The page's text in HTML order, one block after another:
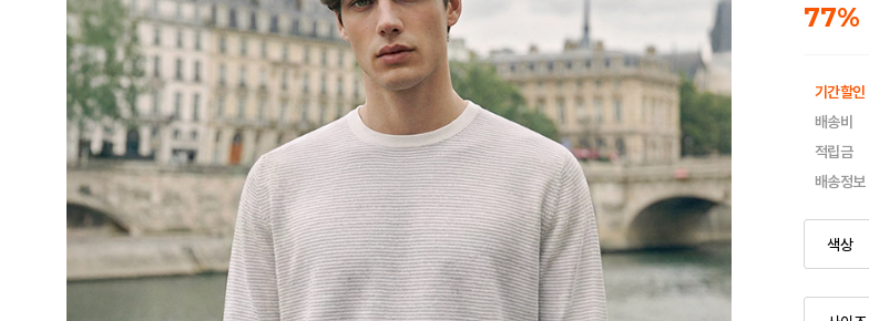
77%
기간할인
배송비
적립금
배송정보